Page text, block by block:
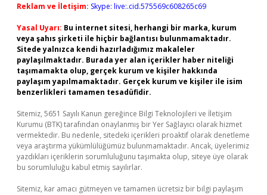
Reklam ve İletişim: Skype: live:.cid.575569c608265c69
Yasal Uyarı: Bu internet sitesi, herhangi bir marka, kurum
veya şahıs şirketi ile hiçbir bağlantısı bulunmamaktadır.
Sitede yalnızca kendi hazırladığımız makaleler
paylaşılmaktadır. Burada yer alan içerikler haber niteliği
taşımamakta olup, gerçek kurum ve kişiler hakkında
paylaşım yapılmamaktadır. Gerçek kurum ve kişiler ile isim
benzerlikleri tamamen tesadüfidir.
Sitemiz, 5651 Sayılı Kanun gereğince Bilgi Teknolojileri ve İletişim
Kurumu (BTK) tarafından onaylanmış bir Yer Sağlayıcı olarak hizmet
vermektedir. Bu nedenle, sitedeki içerikleri proaktif olarak denetleme
veya araştırma yükümlülüğümüz bulunmamaktadır. Ancak, üyelerimiz
yazdıkları içeriklerin sorumluluğunu taşımakta olup, siteye üye olarak
bu sorumluluğu kabul etmiş sayılırlar.
Sitemiz, kar amacı gütmeyen ve tamamen ücretsiz bir bilgi paylaşım